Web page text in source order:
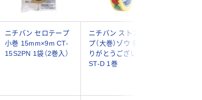
ニチバン セロテープ
小巻 15mm×9m CT-
15S2PN 1袋（2巻入）
ニチバン ストアテー
プ（大巻）ゾウ 毎度あ
りがとうございます
ST-D 1巻